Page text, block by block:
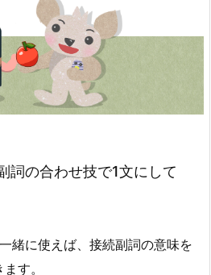
詞の合わせ技で1文にして
緒に使えば、接続副詞の意味を
す。